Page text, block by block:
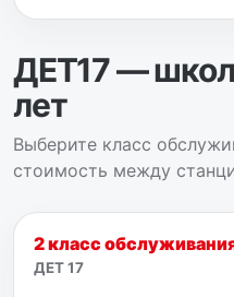
ДЕТ17 —
лет
Выберите класс
стоимость между
2 класс
ДЕТ 17